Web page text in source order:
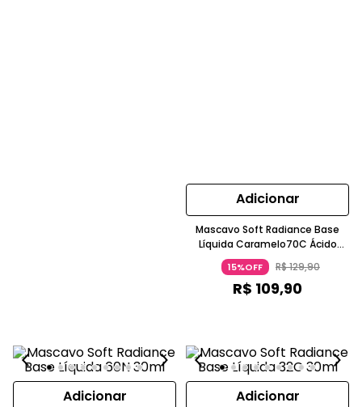
Adicionar
Mascavo Soft Radiance Base
Líquida Caramelo70C Ácido
Hialurônico Niacinamida
Esqualano Vegana
15%OFF R$129,90
R$ 109,90
Adicionar Adicionar